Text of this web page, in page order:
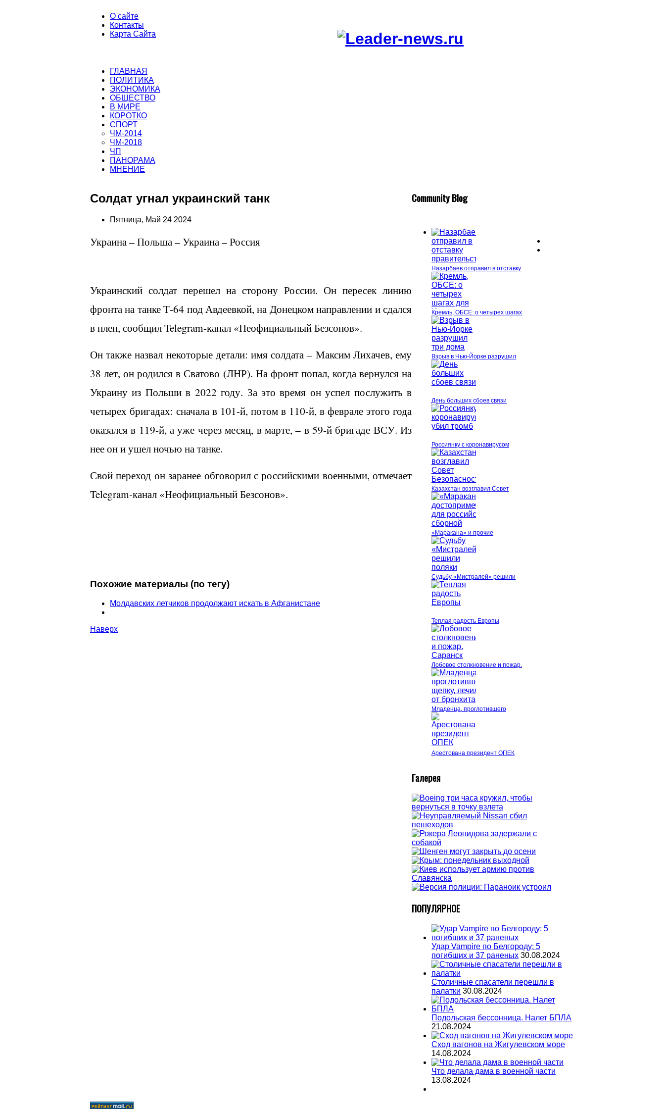
О сайте
Контакты
Карта Сайта
ГЛАВНАЯ
ПОЛИТИКА
ЭКОНОМИКА
ОБЩЕСТВО
В МИРЕ
КОРОТКО
СПОРТ
ЧМ-2014
ЧМ-2018
ЧП
ПАНОРАМА
МНЕНИЕ
Солдат угнал украинский танк
Пятница, Май 24 2024
Украина – Польша – Украина – Россия
Украинский солдат перешел на сторону России. Он пересек линию
фронта на танке Т-64 под Авдеевкой, на Донецком направлении и сдался
в плен, сообщилTelegram-канал «Неофициальный Безсонов».
Он также назвал некоторые детали: имя солдата – Максим Лихачев, ему
38 лет, он родился в Сватово (ЛНР). На фронт попал, когда вернулся на
Украину из Польши в 2022 году. За это время он успел послужить в
четырех бригадах: сначала в 101-й, потом в 110-й, в феврале этого года
оказался в 119-й, а уже через месяц, в марте, – в 59-й бригаде ВСУ. Из
нее он и ушел ночью на танке.
Свой переход он заранее обговорил с российскими военными, отмечает
Telegram-канал «Неофициальный Безсонов».
Похожие материалы (по тегу)
Молдавских летчиков продолжают искать в Афганистане
Наверх
Community Blog
Назарбаев отправил в отставку
Кремль, ОБСЕ: о четырех шагах
Взрыв в Нью-Йорке разрушил
День больших сбоев связи
Россиянку с коронавирусом
Казахстан возглавил Совет
«Маракана» и прочие
Судьбу «Мистралей» решили
Теплая радость Европы
Лобовое столкновение и пожар.
Младенца, проглотившего
Арестована президент ОПЕК
Галерея
ПОПУЛЯРНОЕ
Удар Vampire по Белгороду: 5
погибших и 37 раненых 30.08.2024
Столичные спасатели перешли в
палатки 30.08.2024
Подольская бессонница. Налет БПЛА
21.08.2024
Сход вагонов на Жигулевском море
14.08.2024
Что делала дама в военной части
13.08.2024